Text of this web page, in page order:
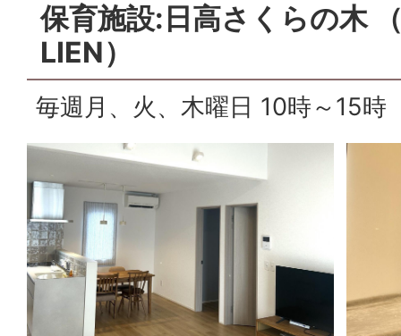
保育施設:日高さくらの木
LIEN）
毎週月、火、木曜日 10時～15時